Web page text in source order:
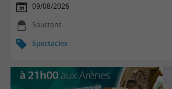
09/08/2026
Soustons
Spectacles